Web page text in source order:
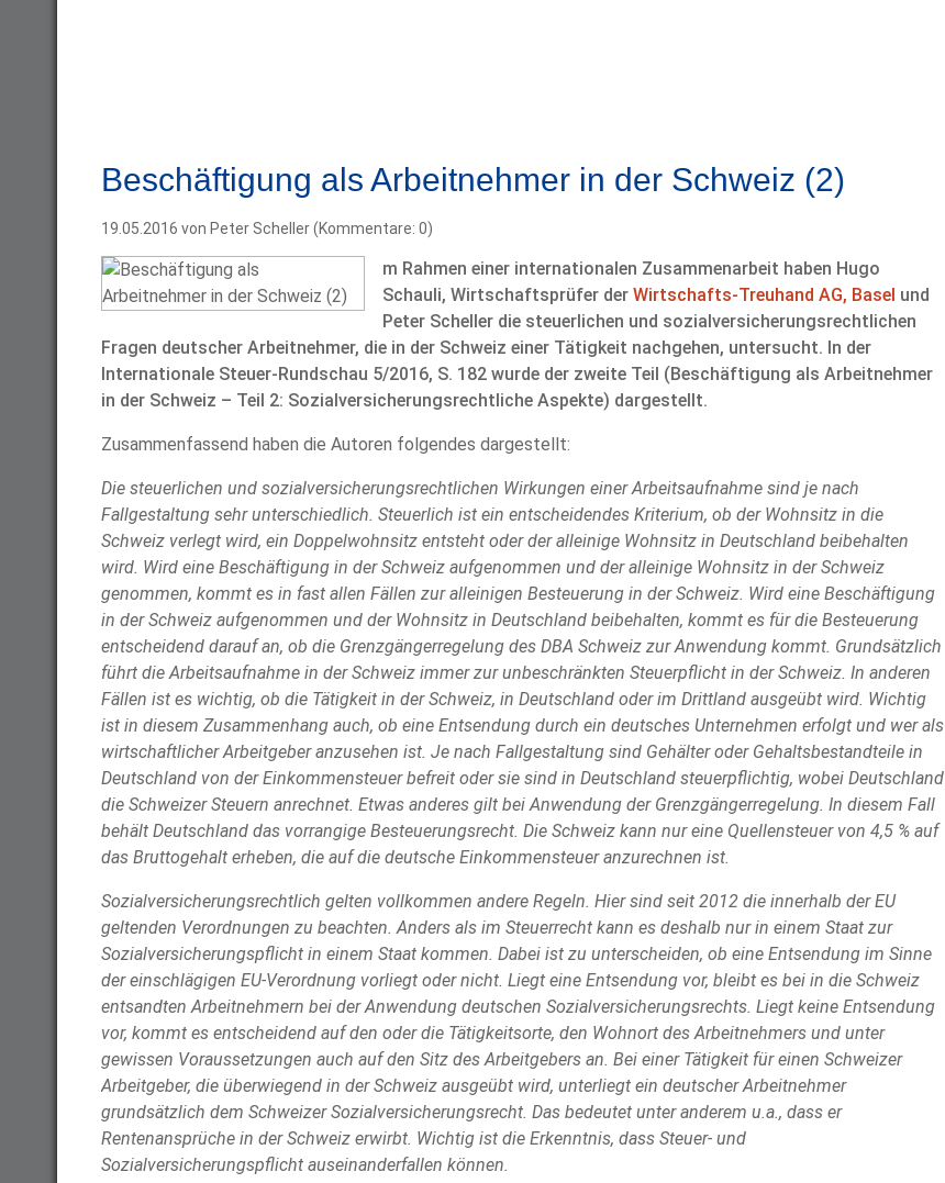
Beschäftigung als Arbeitnehmer in der Schweiz (2)
19.05.2016 von Peter Scheller (Kommentare: 0)
m Rahmen einer internationalen Zusammenarbeit haben Hugo
Schauli, Wirtschaftsprüfer der Wirtschafts-Treuhand AG, Basel und
Peter Scheller die steuerlichen und sozialversicherungsrechtlichen
Fragen deutscher Arbeitnehmer, die in der Schweiz einer Tätigkeit nachgehen, untersucht. In der
Internationale Steuer-Rundschau 5/2016, S. 182 wurde der zweite Teil (Beschäftigung als Arbeitnehmer
in der Schweiz – Teil 2: Sozialversicherungsrechtliche Aspekte) dargestellt.
Zusammenfassend haben die Autoren folgendes dargestellt:
Die steuerlichen und sozialversicherungsrechtlichen Wirkungen einer Arbeitsaufnahme sind je nach
Fallgestaltung sehr unterschiedlich. Steuerlich ist ein entscheidendes Kriterium, ob der Wohnsitz in die
Schweiz verlegt wird, ein Doppelwohnsitz entsteht oder der alleinige Wohnsitz in Deutschland beibehalten
wird. Wird eine Beschäftigung in der Schweiz aufgenommen und der alleinige Wohnsitz in der Schweiz
genommen, kommt es in fast allen Fällen zur alleinigen Besteuerung in der Schweiz. Wird eine Beschäftigung
in der Schweiz aufgenommen und der Wohnsitz in Deutschland beibehalten, kommt es für die Besteuerung
entscheidend darauf an, ob die Grenzgängerregelung des DBA Schweiz zur Anwendung kommt. Grundsätzlich
führt die Arbeitsaufnahme in der Schweiz immer zur unbeschränkten Steuerpflicht in der Schweiz. In anderen
Fällen ist es wichtig, ob die Tätigkeit in der Schweiz, in Deutschland oder im Drittland ausgeübt wird. Wichtig
ist in diesem Zusammenhang auch, ob eine Entsendung durch ein deutsches Unternehmen erfolgt und wer als
wirtschaftlicher Arbeitgeber anzusehen ist. Je nach Fallgestaltung sind Gehälter oder Gehaltsbestandteile in
Deutschland von der Einkommensteuer befreit oder sie sind in Deutschland steuerpflichtig, wobei Deutschland
die Schweizer Steuern anrechnet. Etwas anderes gilt bei Anwendung der Grenzgängerregelung. In diesem Fall
behält Deutschland das vorrangige Besteuerungsrecht. Die Schweiz kann nur eine Quellensteuer von 4,5 % auf
das Bruttogehalt erheben, die auf die deutsche Einkommensteuer anzurechnen ist.
Sozialversicherungsrechtlich gelten vollkommen andere Regeln. Hier sind seit 2012 die innerhalb der EU
geltenden Verordnungen zu beachten. Anders als im Steuerrecht kann es deshalb nur in einem Staat zur
Sozialversicherungspflicht in einem Staat kommen. Dabei ist zu unterscheiden, ob eine Entsendung im Sinne
der einschlägigen EU-Verordnung vorliegt oder nicht. Liegt eine Entsendung vor, bleibt es bei in die Schweiz
entsandten Arbeitnehmern bei der Anwendung deutschen Sozialversicherungsrechts. Liegt keine Entsendung
vor, kommt es entscheidend auf den oder die Tätigkeitsorte, den Wohnort des Arbeitnehmers und unter
gewissen Voraussetzungen auch auf den Sitz des Arbeitgebers an. Bei einer Tätigkeit für einen Schweizer
Arbeitgeber, die überwiegend in der Schweiz ausgeübt wird, unterliegt ein deutscher Arbeitnehmer
grundsätzlich dem Schweizer Sozialversicherungsrecht. Das bedeutet unter anderem u.a., dass er
Rentenansprüche in der Schweiz erwirbt. Wichtig ist die Erkenntnis, dass Steuer- und
Sozialversicherungspflicht auseinanderfallen können.